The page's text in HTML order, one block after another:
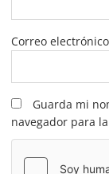
Correo electrónico
Guarda mi
navegador para